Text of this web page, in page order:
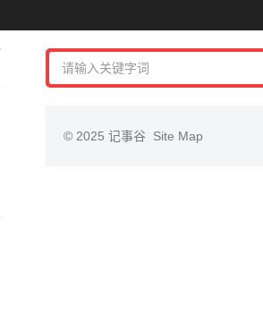
© 2025 记事谷 Site Map